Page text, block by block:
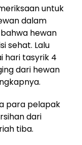
untuk
dalam
hewan
sehat. Lalu
hari tasyrik 4
dari hewan
para pelapak
dari
tiba.